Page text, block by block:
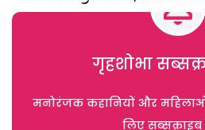
गृहशोभा
मनोरंजक कहानियों और
लिए